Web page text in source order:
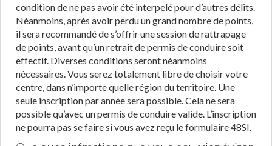
condition de ne pas avoir été interpelé pour d’autres délits.
Néanmoins, après avoir perdu un grand nombre de points,
il sera recommandé de s’offrir une session de rattrapage
de points, avant qu’un retrait de permis de conduire soit
effectif. Diverses conditions seront néanmoins
nécessaires. Vous serez totalement libre de choisir votre
centre, dans n’importe quelle région du territoire. Une
seule inscription par année sera possible. Cela ne sera
possible qu’avec un permis de conduire valide. L’inscription
ne pourra pas se faire si vous avez reçu le formulaire 48SI.